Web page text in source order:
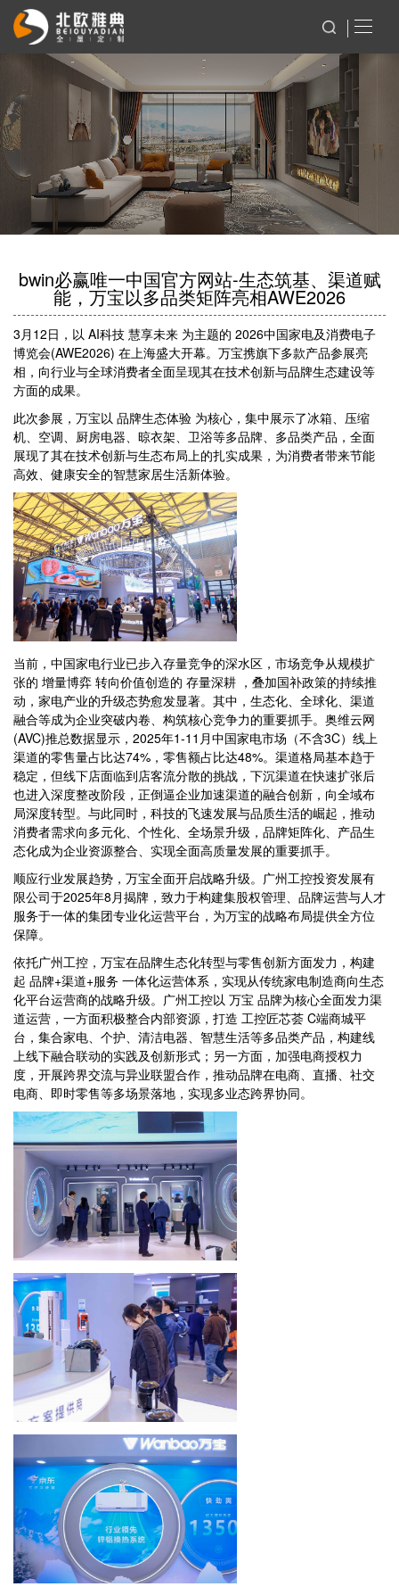
bwin必赢唯一中国官方网站-生态筑基、渠道赋
能，万宝以多品类矩阵亮相AWE2026
3月12日，以 AI科技 慧享未来 为主题的 2026中国家电及消费电子
博览会(AWE2026) 在上海盛大开幕。万宝携旗下多款产品参展亮
相，向行业与全球消费者全面呈现其在技术创新与品牌生态建设等
方面的成果。
此次参展，万宝以 品牌生态体验 为核心，集中展示了冰箱、压缩
机、空调、厨房电器、晾衣架、卫浴等多品牌、多品类产品，全面
展现了其在技术创新与生态布局上的扎实成果，为消费者带来节能
高效、健康安全的智慧家居生活新体验。
当前，中国家电行业已步入存量竞争的深水区，市场竞争从规模扩
张的 增量博弈 转向价值创造的 存量深耕 ，叠加国补政策的持续推
动，家电产业的升级态势愈发显著。其中，生态化、全球化、渠道
融合等成为企业突破内卷、构筑核心竞争力的重要抓手。奥维云网
(AVC)推总数据显示，2025年1-11月中国家电市场（不含3C）线上
渠道的零售量占比达74%，零售额占比达48%。渠道格局基本趋于
稳定，但线下店面临到店客流分散的挑战，下沉渠道在快速扩张后
也进入深度整改阶段，正倒逼企业加速渠道的融合创新，向全域布
局深度转型。与此同时，科技的飞速发展与品质生活的崛起，推动
消费者需求向多元化、个性化、全场景升级，品牌矩阵化、产品生
态化成为企业资源整合、实现全面高质量发展的重要抓手。
顺应行业发展趋势，万宝全面开启战略升级。广州工控投资发展有
限公司于2025年8月揭牌，致力于构建集股权管理、品牌运营与人才
服务于一体的集团专业化运营平台，为万宝的战略布局提供全方位
保障。
依托广州工控，万宝在品牌生态化转型与零售创新方面发力，构建
起 品牌+渠道+服务 一体化运营体系，实现从传统家电制造商向生态
化平台运营商的战略升级。广州工控以 万宝 品牌为核心全面发力渠
道运营，一方面积极整合内部资源，打造 工控匠芯荟 C端商城平
台，集合家电、个护、清洁电器、智慧生活等多品类产品，构建线
上线下融合联动的实践及创新形式；另一方面，加强电商授权力
度，开展跨界交流与异业联盟合作，推动品牌在电商、直播、社交
电商、即时零售等多场景落地，实现多业态跨界协同。